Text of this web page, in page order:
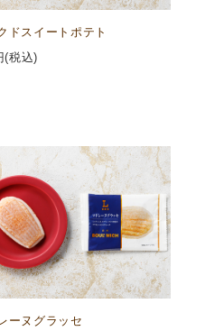
ドスイートポテト
(税込)
ーヌグラッセ